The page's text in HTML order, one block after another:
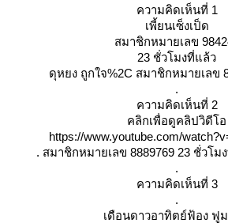
ความคิดเห็นที่ 1
เพี้ยนเซ็งเป็ด
สมาชิกหมายเลข
23 ชั่วโมงที่แล้ว
ดุหยง ถูกใจ%2C สมาชิกหมายเลข
.
ความคิดเห็นที่ 2
คลิกเพื่อดูคลิปวิดีโอ
https://www.youtube.com/
. สมาชิกหมายเลข 8889769 23 ชั่วโม
.
ความคิดเห็นที่ 3
.
เดือนดาวอาทิตย์ฟ้อง